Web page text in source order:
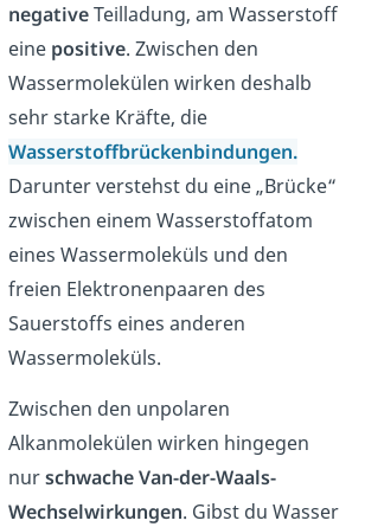
negativeTeilladung, am Wasserstoff
eine positive. Zwischen den
Wassermolekülen wirken deshalb
sehr starke Kräfte, die
Wasserstoffbrückenbindungen.
Darunter verstehst du eine „Brücke“
zwischen einem Wasserstoffatom
eines Wassermoleküls und den
freien Elektronenpaaren des
Sauerstoffs eines anderen
Wassermoleküls.
Zwischen den unpolaren
Alkanmolekülen wirken hingegen
nurschwacheVan-der-Waals-
Wechselwirkungen. Gibst du Wasser